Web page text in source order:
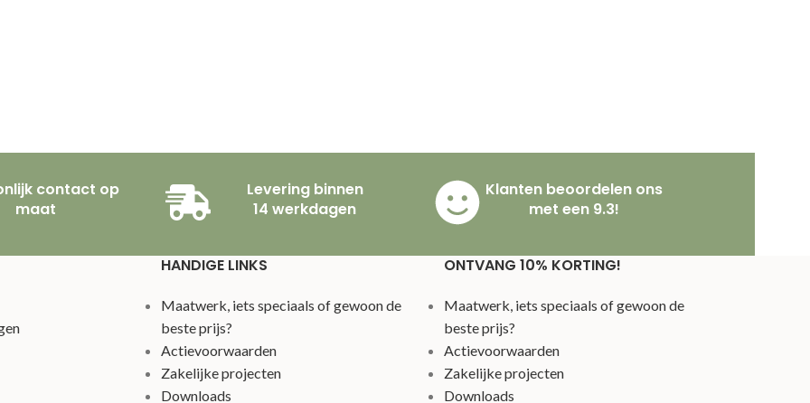
contact op
maat
Levering binnen
14 werkdagen
Klanten beoordelen ons
met een 9.3!
HANDIGE LINKS
Maatwerk, iets speciaals of gewoon de
beste prijs?
Actievoorwaarden
Zakelijke projecten
Downloads
ONTVANG 10% KORTING!
Maatwerk, iets speciaals of gewoon de
beste prijs?
Actievoorwaarden
Zakelijke projecten
Downloads